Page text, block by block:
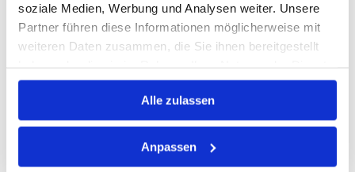
soziale Medien, Werbung und Analysen weiter. Unsere
Partner führen diese Informationen möglicherweise mit
weiteren Daten zusammen, die Sie ihnen bereitgestellt
gesammelt haben.
Alle zulassen
Anpassen
PRODUKTBESCHREIBUNG
ALLE SPEZIFIKATIONEN
VARIANTEN